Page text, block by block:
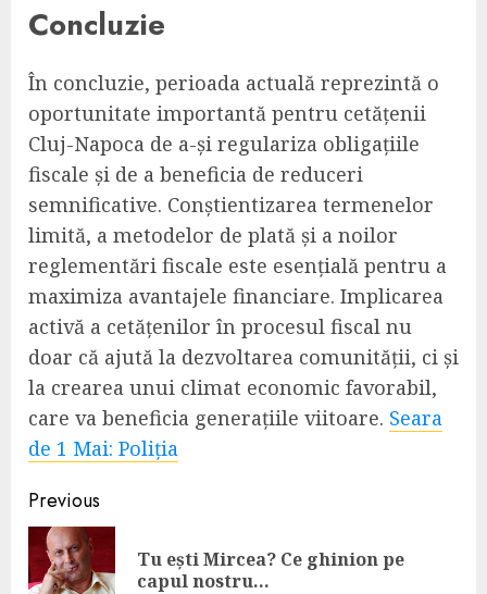
Concluzie
În concluzie, perioada actuală reprezintă o
oportunitate importantă pentru cetățenii
Cluj-Napoca de a-și regulariza obligațiile
fiscale și de a beneficia de reduceri
semnificative. Conștientizarea termenelor
limită, a metodelor de plată și a noilor
reglementări fiscale este esențială pentru a
maximiza avantajele financiare. Implicarea
activă a cetățenilor în procesul fiscal nu
doar că ajută la dezvoltarea comunității, ci și
la crearea unui climat economic favorabil,
care va beneficia generațiile viitoare. Seara
de 1 Mai: Poliția
Continue
Reading
Previous
Tu ești Mircea? Ce ghinion pe
capul nostru…